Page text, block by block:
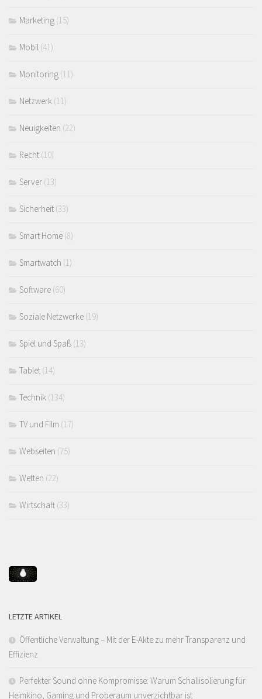
Marketing (15)
Mobil (41)
Monitoring (11)
Netzwerk (11)
Neuigkeiten (22)
Recht (10)
Server (13)
Sicherheit (33)
Smart Home (8)
Smartwatch (1)
Software (60)
Soziale Netzwerke (19)
Spiel und Spaß (13)
Tablet (14)
Technik (134)
TV und Film (17)
Webseiten (75)
Wetten (22)
Wirtschaft (33)
LETZTE ARTIKEL
Öffentliche Verwaltung – Mit der E-Akte zu mehr Transparenz und
Effizienz
Perfekter Sound ohne Kompromisse: Warum Schallisolierung für
Heimkino, Gaming und Proberaum unverzichtbar ist